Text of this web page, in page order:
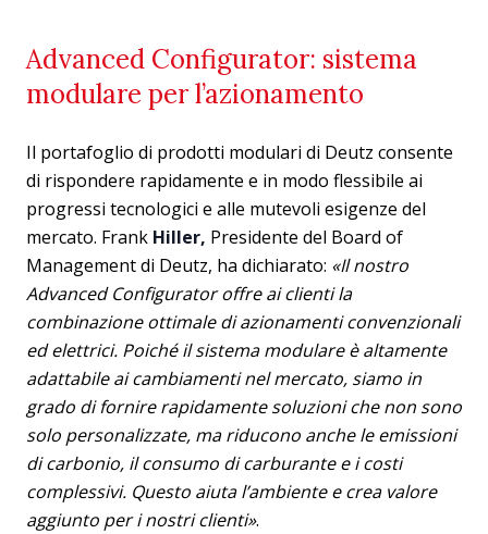
Advanced Configurator: sistema
modulare per l’azionamento
Il portafoglio di prodotti modulari di Deutz consente
di rispondere rapidamente e in modo flessibile ai
progressi tecnologici e alle mutevoli esigenze del
mercato. Frank Hiller, Presidente del Board of
Management di Deutz, ha dichiarato: «Il nostro
Advanced Configurator offre ai clienti la
combinazione ottimale di azionamenti convenzionali
ed elettrici. Poiché il sistema modulare è altamente
adattabile ai cambiamenti nel mercato, siamo in
grado di fornire rapidamente soluzioni che non sono
solo personalizzate, ma riducono anche le emissioni
di carbonio, il consumo di carburante e i costi
complessivi. Questo aiuta l’ambiente e crea valore
aggiunto per i nostri clienti».